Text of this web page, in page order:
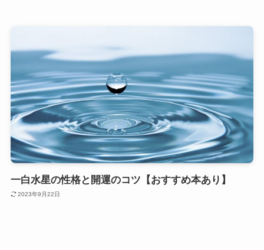
一白水星の性格と開運のコツ【おすすめ本あり】
2023年9月22日